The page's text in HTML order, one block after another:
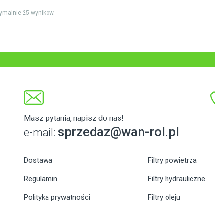
25 wyników.
Masz pytania, napisz do nas!
e-mail: sprzedaz@wan-rol.pl
Dostawa
Regulamin
Polityka prywatności
Filtry powietrza
Filtry hydrauliczne
Filtry oleju